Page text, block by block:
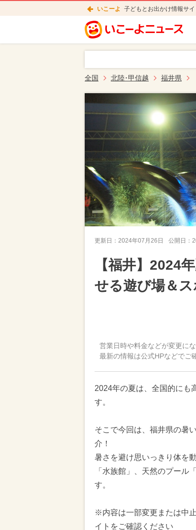
いこーよ 子どもとお出かけ情報サ
全国 北陸･甲信越 福井県
更新日： 2024年07月26日 公開日：
【福井】2024
せる遊び場＆
営業日時や料金などが変更に
最新の情報は公式HPなどでご
2024年の夏は、全国的にも
す。
そこで今回は、福井県の暑
介！
暑さを避け思いっきり体を
「水族館」、天然のプール
す。
※内容は一部変更または中
イトをご確認ください